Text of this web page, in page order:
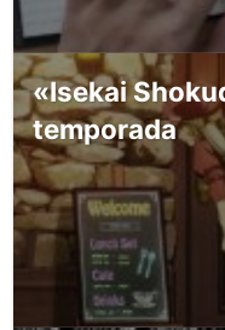
«Isekai
temporada